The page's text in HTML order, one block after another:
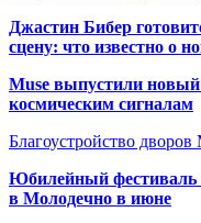
Джастин Бибер
сцену: что известно о
Muse выпустили
космическим сигналам
Благоустройство
Юбилейный фестиваль
в Молодечно в июне